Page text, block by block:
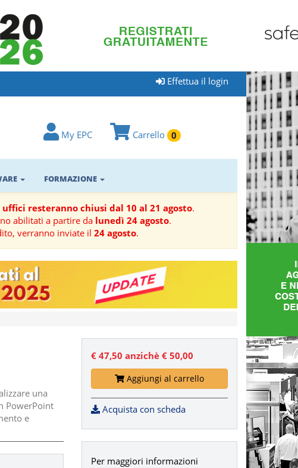
Effettua il login
My EPC Carrello 0
FORMAZIONE
resteranno chiusi dal 10 al 21 agosto.
abilitati a partire da lunedì 24 agosto.
verranno inviate il 24 agosto.
una
PowerPoint
e
€ 47,50 anzichè € 50,00
Aggiungi al carrello
Acquista con scheda
Per maggiori informazioni